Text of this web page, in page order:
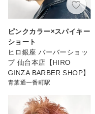
ピンクカラー×スパイキー
ショート
ヒロ銀座 バーバーショッ
プ 仙台本店【HIRO
GINZA BARBER SHOP】
青葉通一番町駅